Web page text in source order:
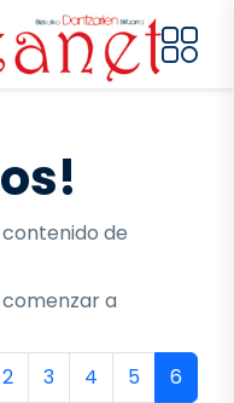
de
a
Página
2 Página
3 Página
4 Página
5 6